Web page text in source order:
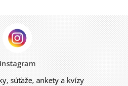
instagram
súťaže, ankety a kvízy